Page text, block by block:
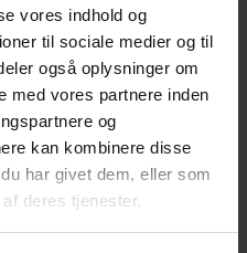
vores indhold og
til sociale medier og til
også oplysninger om
med vores partnere inden
og
kan kombinere disse
har givet dem, eller som
deres tjenester.